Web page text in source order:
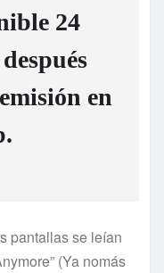
24
en
pantallas se leían
(Ya nomás